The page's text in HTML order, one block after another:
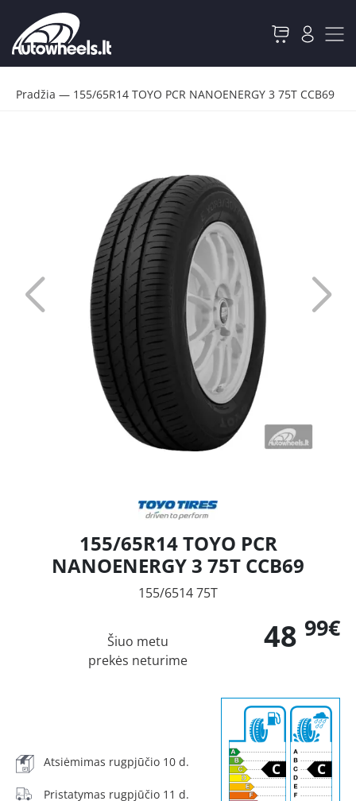
Pradžia — 155/65R14 TOYO PCR NANOENERGY 3 75T CCB69
155/65R14 TOYO PCR
NANOENERGY 3 75T CCB69
155/6514 75T
48 99€
Šiuo metu
prekės neturime
Atsiėmimas rugpjūčio 10 d.
Pristatymas rugpjūčio 11 d.